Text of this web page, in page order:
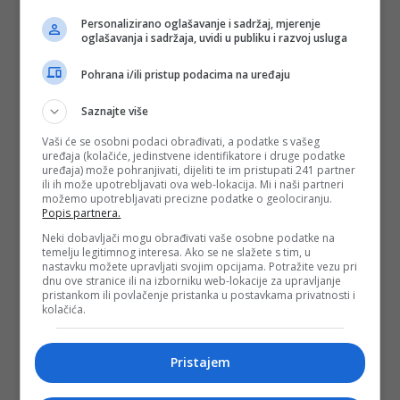
Personalizirano oglašavanje i sadržaj, mjerenje
oglašavanja i sadržaja, uvidi u publiku i razvoj usluga
Pohrana i/ili pristup podacima na uređaju
Saznajte više
Vaši će se osobni podaci obrađivati, a podatke s vašeg
uređaja (kolačiće, jedinstvene identifikatore i druge podatke
uređaja) može pohranjivati, dijeliti te im pristupati 241 partner
ili ih može upotrebljavati ova web-lokacija. Mi i naši partneri
možemo upotrebljavati precizne podatke o geolociranju.
Popis partnera.
Neki dobavljači mogu obrađivati vaše osobne podatke na
temelju legitimnog interesa. Ako se ne slažete s tim, u
nastavku možete upravljati svojim opcijama. Potražite vezu pri
dnu ove stranice ili na izborniku web-lokacije za upravljanje
pristankom ili povlačenje pristanka u postavkama privatnosti i
kolačića.
Pristajem